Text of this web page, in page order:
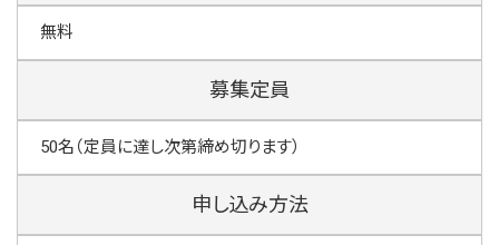
無料
募集定員
50名（定員に達し次第締め切ります）
申し込み方法